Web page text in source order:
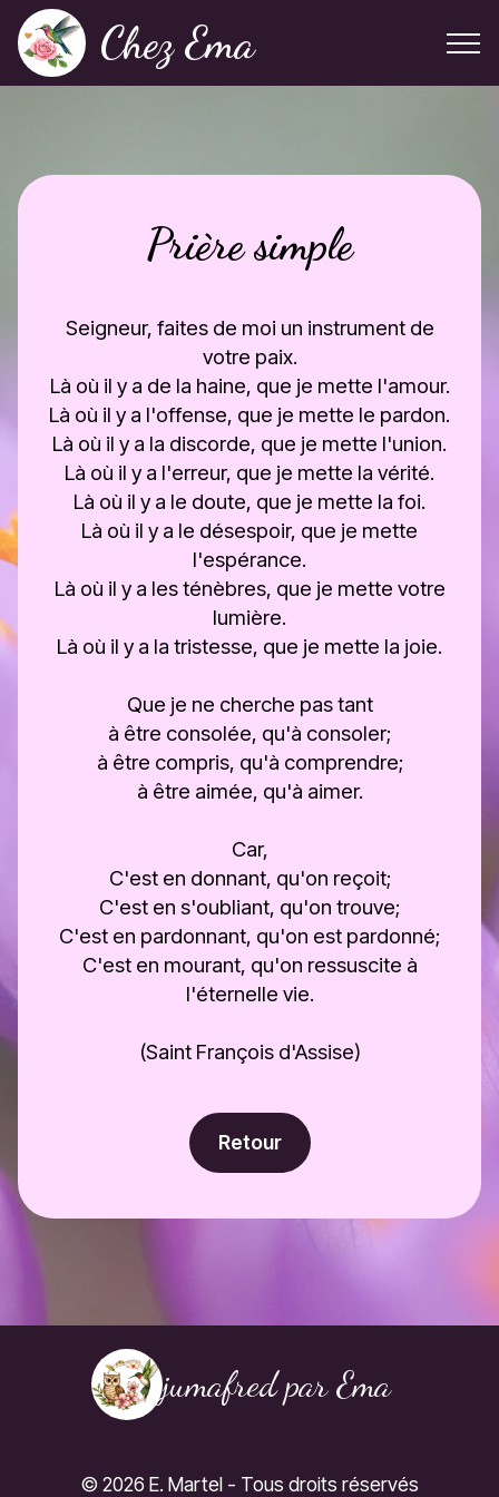
Chez Ema
Prière simple
Seigneur, faites de moi un instrument de
votre paix.
Là où il y a de la haine, que je mette l'amour.
Là où il y a l'offense, que je mette le pardon.
Là où il y a la discorde, que je mette l'union.
Là où il y a l'erreur, que je mette la vérité.
Là où il y a le doute, que je mette la foi.
Là où il y a le désespoir, que je mette
l'espérance.
Là où il y a les ténèbres, que je mette votre
lumière.
Là où il y a la tristesse, que je mette la joie.
Que je ne cherche pas tant
à être consolée, qu'à consoler;
à être compris, qu'à comprendre;
à être aimée, qu'à aimer.
Car,
C'est en donnant, qu'on reçoit;
C'est en s'oubliant, qu'on trouve;
C'est en pardonnant, qu'on est pardonné;
C'est en mourant, qu'on ressuscite à
l'éternelle vie.
(Saint François d'Assise)
Retour
jumafred par Ema
©2026E. Martel - Tous droits réservés